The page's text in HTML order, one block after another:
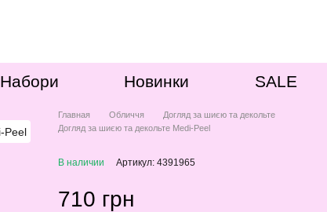
Набори Новинки SALE
Главная Обличчя
Догляд за шиєю та декольте
Догляд за шиєю та декольте Medi-Peel
В наличии Артикул: 4391965
710 грн